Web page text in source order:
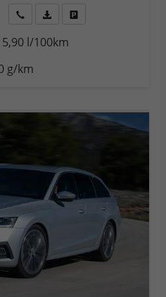
anfordern
Datei,
5,90 l/100km
g/km